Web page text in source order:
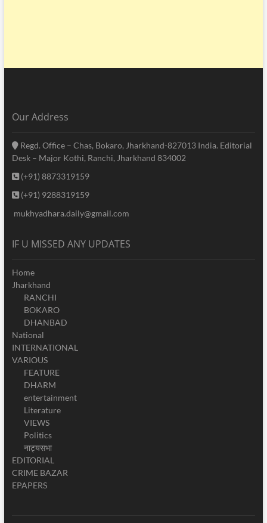
Our Address
Regd. Office – Chas, Bokaro, Jharkhand-827013 India. Editorial
Desk – Major Kothi, Ranchi, Jharkhand 834002
(+91) 8873319159
(+91) 9288319159
mukhyadhara.daily@gmail.com
IF U MISSED ANY UPDATES
Home
Jharkhand
RANCHI
BOKARO
DHANBAD
National
INTERNATIONAL
VARIOUS
FEATURE
DHARM
entertainment
Literature
VIEWS
Politics
नाट्यसभा
EDITORIAL
CRIME BAZAR
EPAPERS